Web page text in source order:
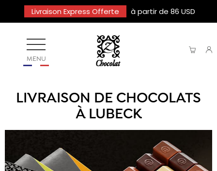
Livraison Express Offerte à partir de 86 USD
MENU
LIVRAISON DE CHOCOLATS
À LUBECK